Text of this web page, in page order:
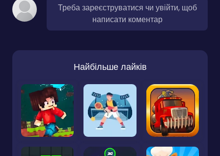
Треба зареєструватися чи увійти, щоб
написати коментар
Найбільше лайків